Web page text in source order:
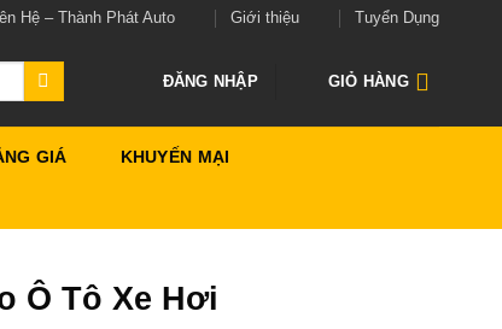
Hệ – Thành Phát Auto Giới thiệu Tuyển Dụng
ĐĂNG NHẬP GIỎ HÀNG
GIÁ KHUYẾN MẠI
Ô Tô Xe Hơi